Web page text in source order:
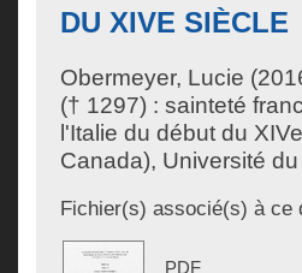
DU XIVE SIÈCLE
Obermeyer, Lucie
(† 1297) : sainteté
l'Italie du début du
Canada), Université
Fichier(s) associé(s) à ce
PDF